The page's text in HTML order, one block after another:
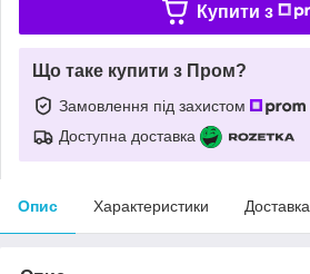
Купити з
Що таке купити з Пром?
Замовлення під захистом
Доступна доставка
Опис Характеристики Доставка